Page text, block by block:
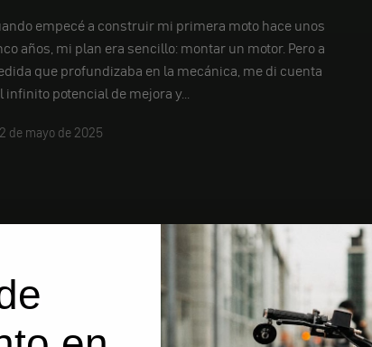
empecé a construir mi primera moto hace unos
años, mi plan era sencillo: montar un motor. Pero a
que profundizaba en la mecánica, me di cuenta
infinito potencial de mejora y...
2 de mayo de 2025